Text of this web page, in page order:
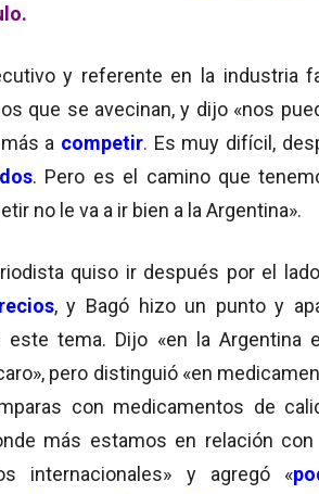
y referente en la industria
que se avecinan, y dijo «nos
a competir. Es muy difícil,
. Pero es el camino que
no le va a ir bien a la Argentina».
quiso ir después por el
, y Bagó hizo un punto y
este tema. Dijo «en la Argentina
pero distinguió «en
con medicamentos de
más estamos en relación
internacionales» y agregó «